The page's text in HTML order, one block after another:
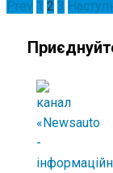
записів
Prev 1 2 3